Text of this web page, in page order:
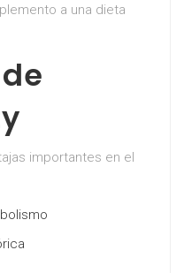
a una dieta
importantes en el